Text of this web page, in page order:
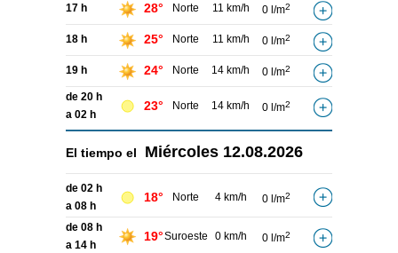
17 h 28° Norte 11 km/h 0 l/m2
18 h 25° Norte 11 km/h 0 l/m2
19 h 24° Norte 14 km/h 0 l/m2
de 20 h
a 02 h
23° Norte 14 km/h 0 l/m2
El tiempo el Miércoles 12.08.2026
de 02 h
a 08 h
18° Norte 4 km/h 0 l/m2
de 08 h
a 14 h
19°Suroeste 0 km/h 0 l/m2